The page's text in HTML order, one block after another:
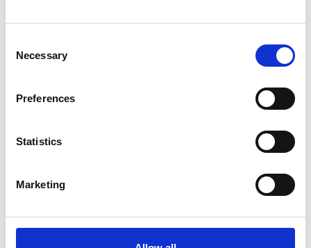
Selection
Necessary
Preferences
Statistics
Marketing
Accelera la ripresa dell’industria nel corso del
Overview Economica